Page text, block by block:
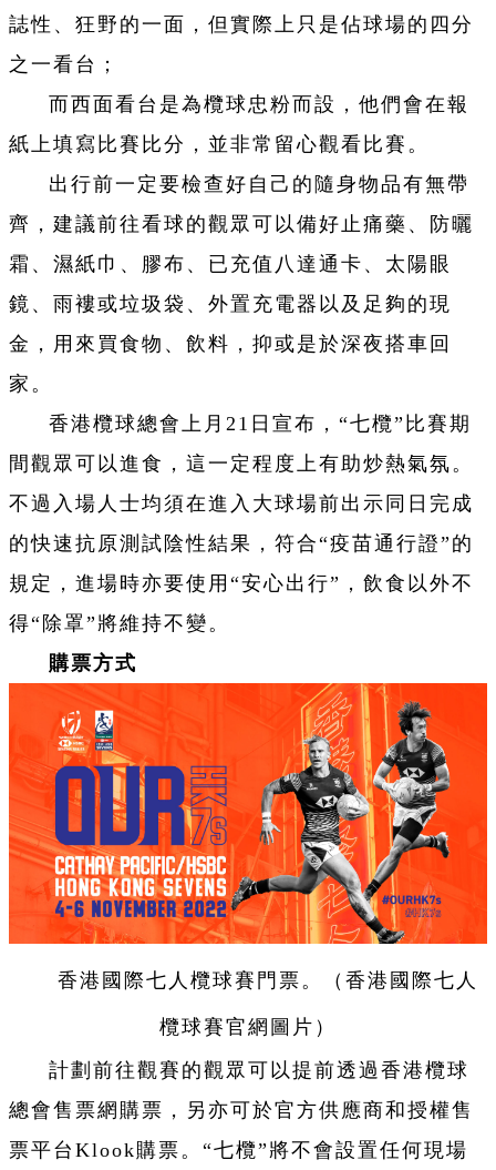
誌性、狂野的一面，但實際上只是佔球場的四分
之一看台；
而西面看台是為欖球忠粉而設，他們會在報
紙上填寫比賽比分，並非常留心觀看比賽。
出行前一定要檢查好自己的隨身物品有無帶
齊，建議前往看球的觀眾可以備好止痛藥、防曬
霜、濕紙巾、膠布、已充值八達通卡、太陽眼
鏡、雨褸或垃圾袋、外置充電器以及足夠的現
金，用來買食物、飲料，抑或是於深夜搭車回
家。
香港欖球總會上月21日宣布，“七欖”比賽期
間觀眾可以進食，這一定程度上有助炒熱氣氛。
不過入場人士均須在進入大球場前出示同日完成
的快速抗原測試陰性結果，符合“疫苗通行證”的
規定，進場時亦要使用“安心出行”，飲食以外不
得“除罩”將維持不變。
購票方式
香港國際七人欖球賽門票。（香港國際七人
欖球賽官網圖片）
計劃前往觀賽的觀眾可以提前透過香港欖球
總會售票網購票，另亦可於官方供應商和授權售
票平台Klook購票。“七欖”將不會設置任何現場